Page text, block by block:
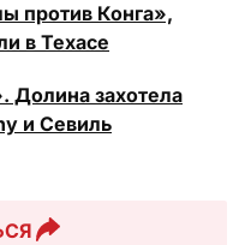
против Конга»,
в Техасе
захотела
и Севиль